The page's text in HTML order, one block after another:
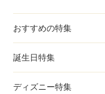
おすすめの特集
誕生日特集
ディズニー特集